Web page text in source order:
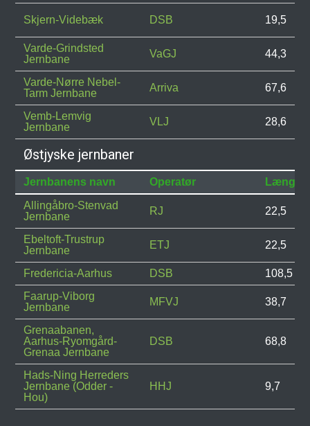
Skjern-Videbæk DSB 19,5
Varde-Grindsted
Jernbane
VaGJ 44,3
Varde-Nørre Nebel-
Tarm Jernbane
Arriva 67,6
Vemb-Lemvig
Jernbane
VLJ 28,6
Østjyske jernbaner
Jernbanens navn Operatør
Længde
Allingåbro-Stenvad
Jernbane
RJ 22,5
Ebeltoft-Trustrup
Jernbane
ETJ 22,5
Fredericia-Aarhus DSB
108,5
Faarup-Viborg
Jernbane
MFVJ 38,7
Grenaabanen,
Aarhus-Ryomgård-
Grenaa Jernbane
DSB 68,8
Hads-Ning Herreders
Jernbane (Odder -
Hou)
HHJ 9,7